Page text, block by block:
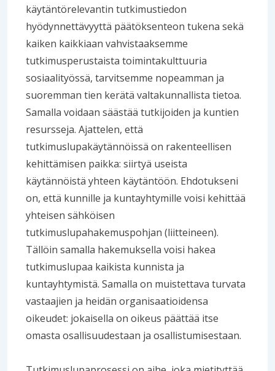
käytäntörelevantin tutkimustiedon
hyödynnettävyyttä päätöksenteon tukena sekä
kaiken kaikkiaan vahvistaaksemme
tutkimusperustaista toimintakulttuuria
sosiaalityössä, tarvitsemme nopeamman ja
suoremman tien kerätä valtakunnallista tietoa.
Samalla voidaan säästää tutkijoiden ja kuntien
resursseja. Ajattelen, että
tutkimuslupakäytännöissä on rakenteellisen
kehittämisen paikka: siirtyä useista
käytännöistä yhteen käytäntöön. Ehdotukseni
on, että kunnille ja kuntayhtymille voisi kehittää
yhteisen sähköisen
tutkimuslupahakemuspohjan (liitteineen).
Tällöin samalla hakemuksella voisi hakea
tutkimuslupaa kaikista kunnista ja
kuntayhtymistä. Samalla on muistettava turvata
vastaajien ja heidän organisaatioidensa
oikeudet: jokaisella on oikeus päättää itse
omasta osallisuudestaan ja osallistumisestaan.